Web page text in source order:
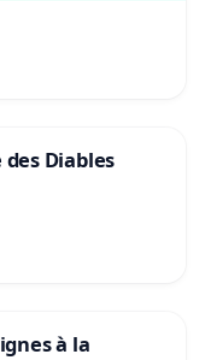
Diables
à la